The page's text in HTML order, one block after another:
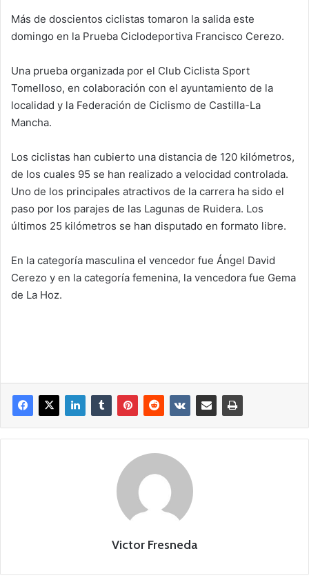
Más de doscientos ciclistas tomaron la salida este
domingo en la Prueba Ciclodeportiva Francisco Cerezo.
Una prueba organizada por el Club Ciclista Sport
Tomelloso, en colaboración con el ayuntamiento de la
localidad y la Federación de Ciclismo de Castilla-La
Mancha.
Los ciclistas han cubierto una distancia de 120 kilómetros,
de los cuales 95 se han realizado a velocidad controlada.
Uno de los principales atractivos de la carrera ha sido el
paso por los parajes de las Lagunas de Ruidera. Los
últimos 25 kilómetros se han disputado en formato libre.
En la categoría masculina el vencedor fue Ángel David
Cerezo y en la categoría femenina, la vencedora fue Gema
de La Hoz.
Victor Fresneda